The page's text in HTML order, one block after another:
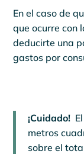
En el caso de
que ocurre con
deducirte una
gastos por
¡Cuidado!
metros
sobre el